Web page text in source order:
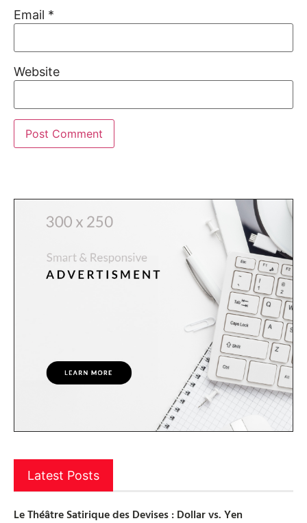
Email *
Website
Latest Posts
Le Théâtre Satirique des Devises : Dollar vs. Yen